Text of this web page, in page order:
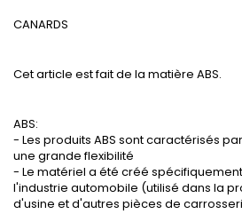
CANARDS
Cet article est fait de la matière ABS.
ABS:
- Les produits ABS sont caractérisés
une grande flexibilité
- Le matériel a été créé
l'industrie automobile (utilisé dans la
d'usine et d'autres pièces de